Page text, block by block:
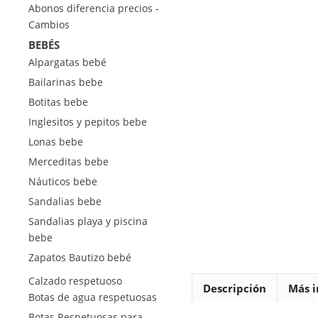
Descripción Más
Abonos diferencia precios -
Cambios
BEBÉS
Alpargatas bebé
Bailarinas bebe
Botitas bebe
Inglesitos y pepitos bebe
Lonas bebe
Merceditas bebe
Náuticos bebe
Sandalias bebe
Sandalias playa y piscina
bebe
Zapatos Bautizo bebé
Calzado respetuoso
Botas de agua respetuosas